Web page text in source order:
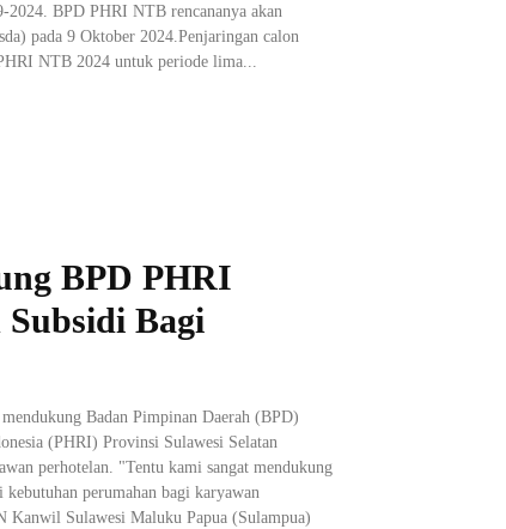
2024. BPD PHRI NTB rencananya akan
pada 9 Oktober 2024.Penjaringan calon
NTB 2024 untuk periode lima...
BPD PHRI
Bagi
Badan Pimpinan Daerah (BPD)
(PHRI) Provinsi Sulawesi Selatan
perhotelan. "Tentu kami sangat mendukung
perumahan bagi karyawan
Kanwil Sulawesi Maluku Papua (Sulampua)